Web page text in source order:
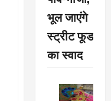
भूल जाएंगे
स्ट्रीट फूड
का स्वाद